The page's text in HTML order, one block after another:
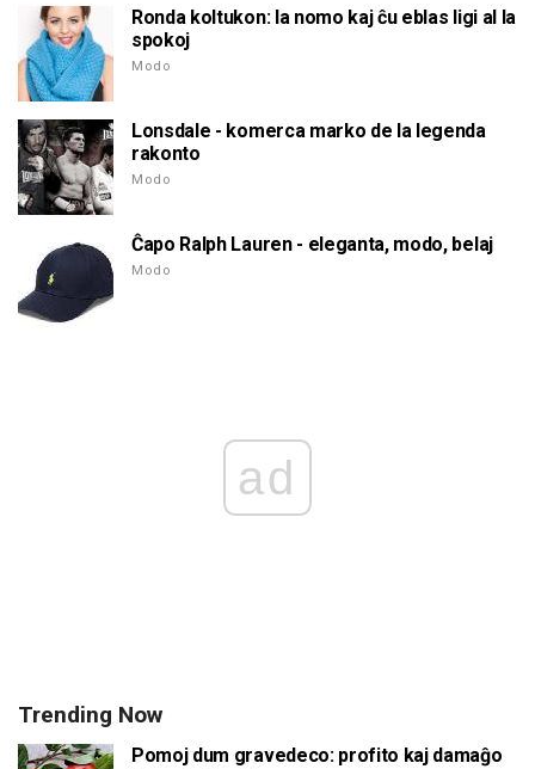
Ronda koltukon: la nomo kaj ĉu eblas ligi al la
spokoj
Modo
Lonsdale - komerca marko de la legenda
rakonto
Modo
Ĉapo Ralph Lauren - eleganta, modo, belaj
Modo
ad
Trending Now
Pomoj dum gravedeco: profito kaj damaĝo